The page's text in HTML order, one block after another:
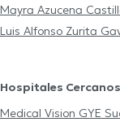
Mayra Azucena
Luis Alfonso Zurita
Hospitales Cercanos
Medical Vision GYE